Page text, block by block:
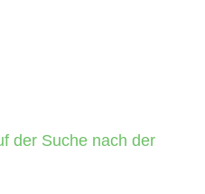
der Suche nach der